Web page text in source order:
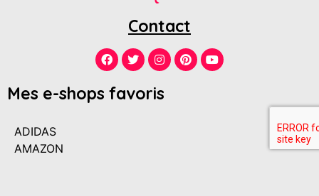
Contact
Mes e-shops favoris
ADIDAS
AMAZON